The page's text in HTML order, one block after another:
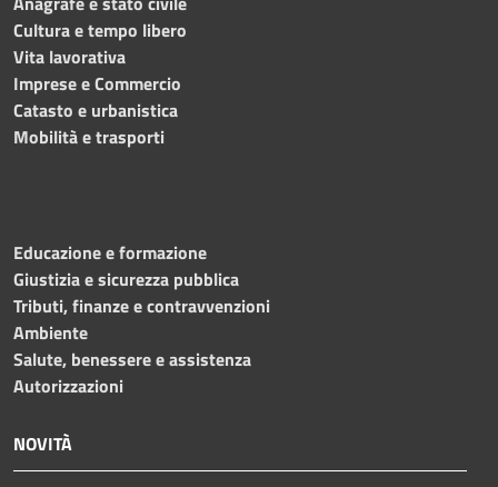
Cultura e tempo libero
Vita lavorativa
Imprese e Commercio
Catasto e urbanistica
Mobilità e trasporti
Educazione e formazione
Giustizia e sicurezza pubblica
Tributi, finanze e contravvenzioni
Ambiente
Salute, benessere e assistenza
Autorizzazioni
NOVITÀ